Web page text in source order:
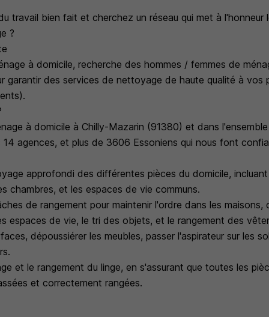
travail bien fait et cherchez un réseau qui met à l'honneur
?
à domicile, recherche des hommes / femmes de
garantir des services de nettoyage de haute qualité à vos
à domicile à Chilly-Mazarin (91380) et dans
14 agences, et plus de 3606 Essoniens qui nous font
approfondi des différentes pièces du domicile,
chambres, et les espaces de vie communs.
de rangement pour maintenir l'ordre dans les maisons,
espaces de vie, le tri des objets, et le rangement des
dépoussiérer les meubles, passer l'aspirateur sur les
et le rangement du linge, en s'assurant que toutes les
et correctement rangées.